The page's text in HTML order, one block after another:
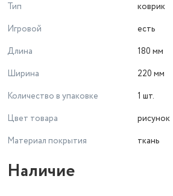
Тип
коврик
Игровой
есть
Длина
180 мм
Ширина
220 мм
Количество в упаковке
1 шт.
Цвет товара
рисунок
Материал покрытия
ткань
Наличие